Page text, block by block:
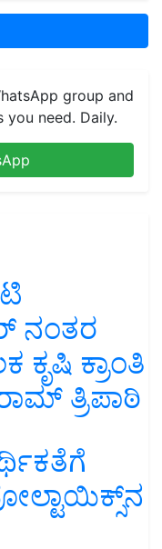
group and
need. Daily.
ನಂತರ
ಕ್ರಾಂತಿ
ತ್ರಿಪಾಠಿ